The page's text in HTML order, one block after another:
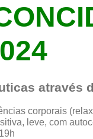
através
corporais
leve, com